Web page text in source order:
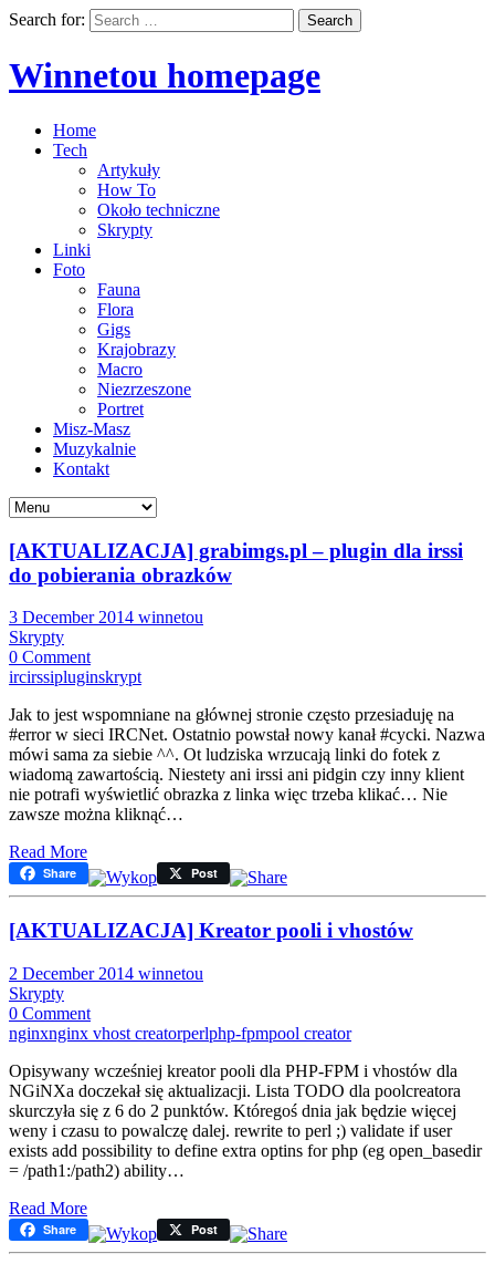
Search for:
Winnetou homepage
Home
Tech
Artykuły
How To
Około techniczne
Skrypty
Linki
Foto
Fauna
Flora
Gigs
Krajobrazy
Macro
Niezrzeszone
Portret
Misz-Masz
Muzykalnie
Kontakt
[AKTUALIZACJA] grabimgs.pl – plugin dla irssi
do pobierania obrazków
3 December 2014 winnetou
Skrypty
0 Comment
ircirssipluginskrypt
Jak to jest wspomniane na głównej stronie często przesiaduję na
#error w sieci IRCNet. Ostatnio powstał nowy kanał #cycki. Nazwa
mówi sama za siebie ^^. Ot ludziska wrzucają linki do fotek z
wiadomą zawartością. Niestety ani irssi ani pidgin czy inny klient
nie potrafi wyświetlić obrazka z linka więc trzeba klikać… Nie
zawsze można kliknąć…
Read More
Share Post
[AKTUALIZACJA] Kreator pooli i vhostów
2 December 2014 winnetou
Skrypty
0 Comment
nginxnginx vhost creatorperlphp-fpmpool creator
Opisywany wcześniej kreator pooli dla PHP-FPM i vhostów dla
NGiNXa doczekał się aktualizacji. Lista TODO dla poolcreatora
skurczyła się z 6 do 2 punktów. Któregoś dnia jak będzie więcej
weny i czasu to powalczę dalej. rewrite to perl ;) validate if user
exists add possibility to define extra optins for php (eg open_basedir
= /path1:/path2) ability…
Read More
Share Post